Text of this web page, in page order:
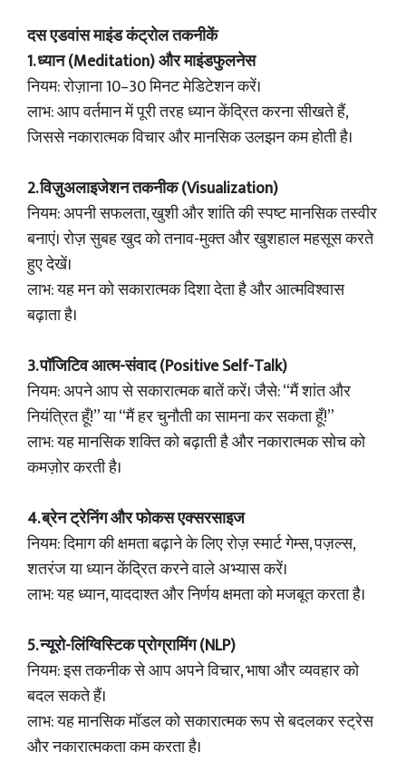
दस एडवांस माइंड कंट्रोल तकनीकें
1. ध्यान (Meditation) और माइंडफुलनेस
नियम: रोज़ाना 10–30 मिनट मेडिटेशन करें।
लाभ: आप वर्तमान में पूरी तरह ध्यान केंद्रित करना सीखते हैं,
जिससे नकारात्मक विचार और मानसिक उलझन कम होती है।
2. विज़ुअलाइजेशन तकनीक (Visualization)
नियम: अपनी सफलता, खुशी और शांति की स्पष्ट मानसिक तस्वीर
बनाएं। रोज़ सुबह खुद को तनाव-मुक्त और खुशहाल महसूस करते
हुए देखें।
लाभ: यह मन को सकारात्मक दिशा देता है और आत्मविश्वास
बढ़ाता है।
3. पॉजिटिव आत्म-संवाद (Positive Self-Talk)
नियम: अपने आप से सकारात्मक बातें करें। जैसे: “मैं शांत और
नियंत्रित हूँ!” या “मैं हर चुनौती का सामना कर सकता हूँ!”
लाभ: यह मानसिक शक्ति को बढ़ाती है और नकारात्मक सोच को
कमज़ोर करती है।
4. ब्रेन ट्रेनिंग और फोकस एक्सरसाइज
नियम: दिमाग की क्षमता बढ़ाने के लिए रोज़ स्मार्ट गेम्स, पज़ल्स,
शतरंज या ध्यान केंद्रित करने वाले अभ्यास करें।
लाभ: यह ध्यान, याददाश्त और निर्णय क्षमता को मजबूत करता है।
5. न्यूरो-लिंग्विस्टिक प्रोग्रामिंग (NLP)
नियम: इस तकनीक से आप अपने विचार, भाषा और व्यवहार को
बदल सकते हैं।
लाभ: यह मानसिक मॉडल को सकारात्मक रूप से बदलकर स्ट्रेस
और नकारात्मकता कम करता है।